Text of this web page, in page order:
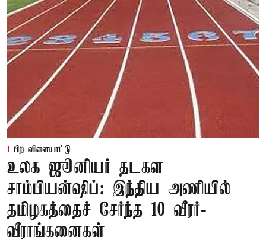
பிற விளையாட்டு
உலக ஜூனியர் தடகள
சாம்பியன்ஷிப்: இந்திய அணியில்
தமிழகத்தைச் சேர்ந்த 10 வீரர்-
வீராங்கனைகள்